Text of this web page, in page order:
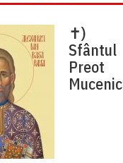
✝)
Sfântul
Preot
Mucenic